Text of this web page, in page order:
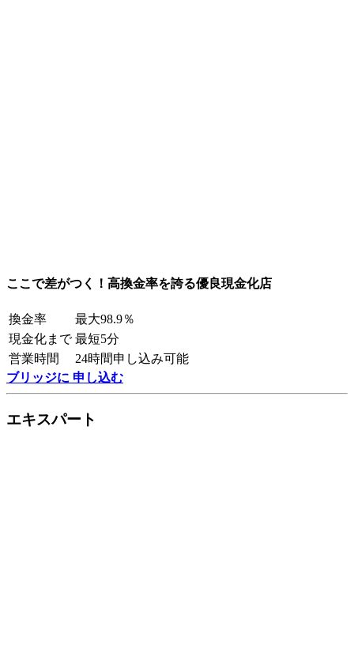
ここで差がつく！高換金率を誇る優良現金化店
換金率
最大98.9％
現金化まで 最短5分
営業時間
24時間申し込み可能
ブリッジに 申し込む
エキスパート